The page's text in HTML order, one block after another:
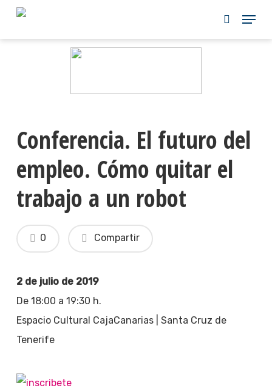
Skip
Conferencia. El futuro del
empleo. Cómo quitar el
trabajo a un robot
Compartir
0
2 de julio de 2019
De 18:00 a 19:30 h.
Espacio Cultural CajaCanarias | Santa Cruz de
Tenerife